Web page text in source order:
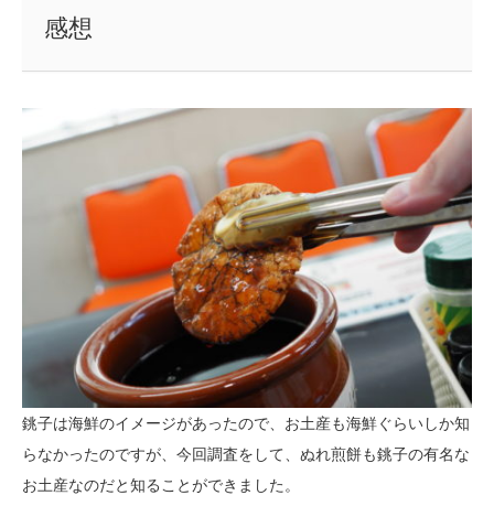
感想
銚子は海鮮のイメージがあったので、お土産も海鮮ぐらいしか知
らなかったのですが、今回調査をして、ぬれ煎餅も銚子の有名な
お土産なのだと知ることができました。